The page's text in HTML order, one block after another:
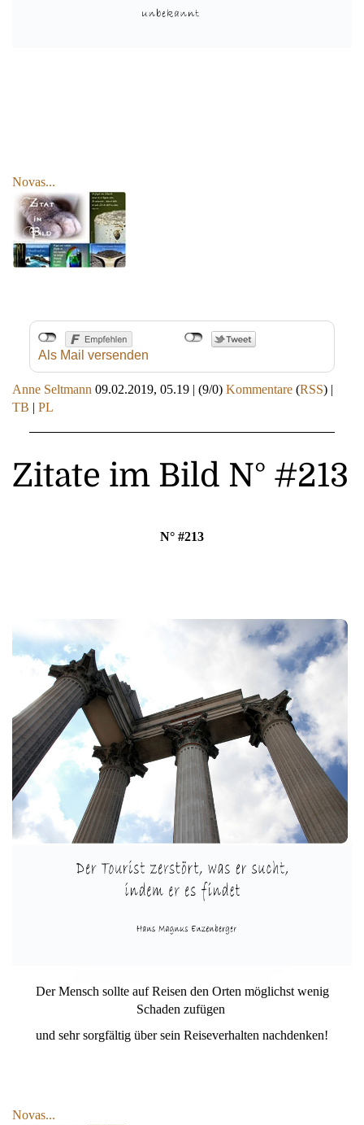
Novas...
Als Mail versenden
Anne Seltmann 09.02.2019, 05.19 | (9/0) Kommentare (RSS) |
TB | PL
Zitate im Bild N° #213
N° #213
Der Mensch sollte auf Reisen den Orten möglichst wenig
Schaden zufügen
und sehr sorgfältig über sein Reiseverhalten nachdenken!
Novas...